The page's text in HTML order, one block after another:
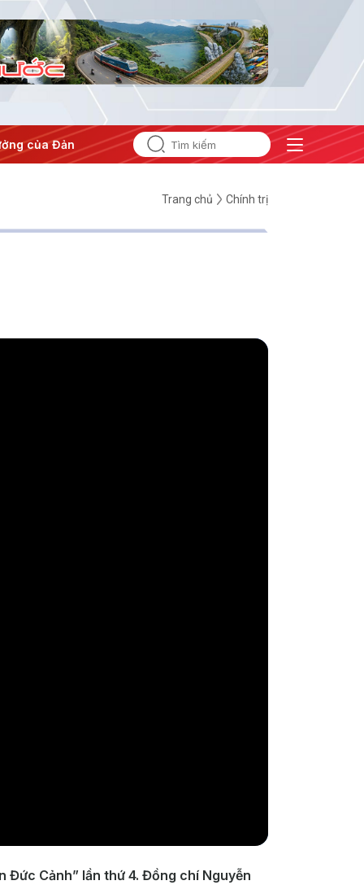
của Đảng #Hội nghị Trung ương 3
Trang chủ Chính trị
Đức Cảnh” lần thứ 4. Đồng chí Nguyễn